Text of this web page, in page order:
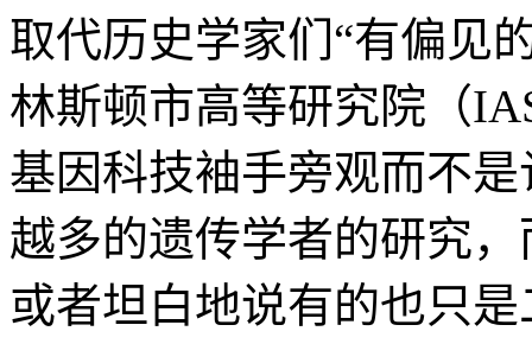
取代历史学家们“有偏见
林斯顿市高等研究院（
基因科技袖手旁观而不
越多的遗传学者的研究
或者坦白地说有的也只